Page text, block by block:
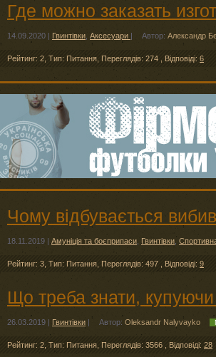
Где можно заказать
14.09.2020 | Гвинтівки Аксесуари | Автор: Александр
Рейтинг: 2 Тип: Питання Переглядів: 274 Відповіді: 6
Чому відбувається
18.11.2019 | Амуніція та боєприпаси Гвинтівки
Рейтинг: 3 Тип: Питання Переглядів: 497 Відповіді: 9
Що треба знати,
26.03.2019 | Гвинтівки | Автор: Oleksandr Nalyvayko
Рейтинг: 2 Тип: Питання Переглядів: 3566 Відповіді: 28